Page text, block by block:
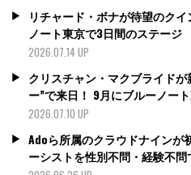
リチャード・ボナが待望のク
ノート東京で3日間のステージ
2026.07.14 UP
クリスチャン・マクブライド
ー”で来日！ 9月にブルーノー
2026.07.10 UP
Adoら所属のクラウドナインが
ーシストを性別不問・経験不問